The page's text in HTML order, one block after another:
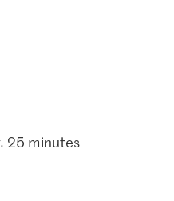
25 minutes